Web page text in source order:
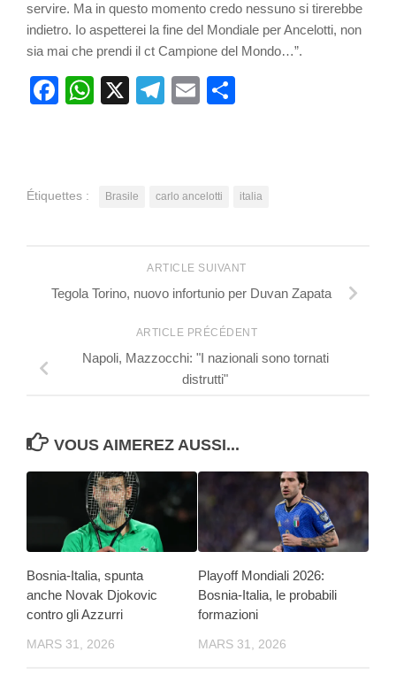
servire. Ma in questo momento credo nessuno si tirerebbe
indietro. Io aspetterei la fine del Mondiale per Ancelotti, non
sia mai che prendi il ct Campione del Mondo…”.
Facebook
WhatsApp
X Telegram
Email
Étiquettes : Brasile carlo ancelotti italia
ARTICLE SUIVANT
Tegola Torino, nuovo infortunio per Duvan Zapata
ARTICLE PRÉCÉDENT
Napoli, Mazzocchi: "I nazionali sono tornati
distrutti"
VOUS AIMEREZ AUSSI...
Bosnia-Italia, spunta
anche Novak Djokovic
contro gli Azzurri
MARS 31, 2026
Playoff Mondiali 2026:
Bosnia-Italia, le probabili
formazioni
MARS 31, 2026